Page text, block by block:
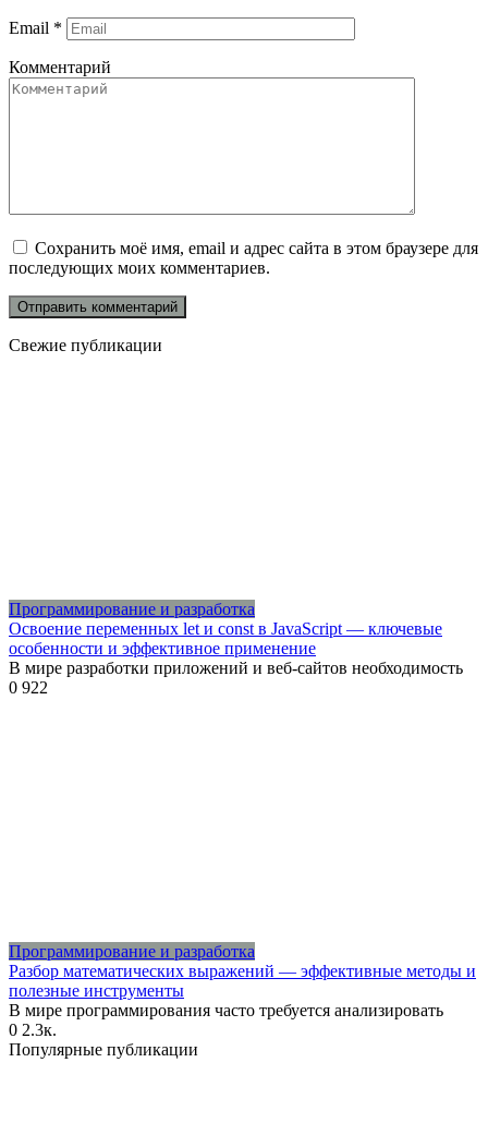
Email *
Комментарий
Сохранить моё имя, email и адрес сайта в этом браузере для
последующих моих комментариев.
Свежие публикации
Программирование и разработка
Освоение переменных let и const в JavaScript — ключевые
особенности и эффективное применение
В мире разработки приложений и веб-сайтов необходимость
0 922
Программирование и разработка
Разбор математических выражений — эффективные методы и
полезные инструменты
В мире программирования часто требуется анализировать
0 2.3к.
Популярные публикации